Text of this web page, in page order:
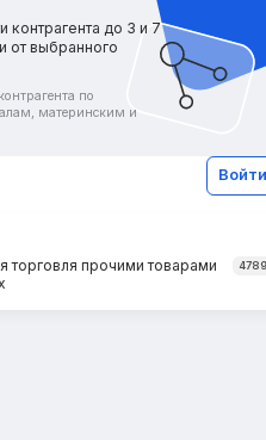
контрагента до 3 и 7
от выбранного
по
материнским и
торговля прочими товарами